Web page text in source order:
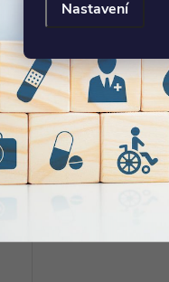
Nastavení